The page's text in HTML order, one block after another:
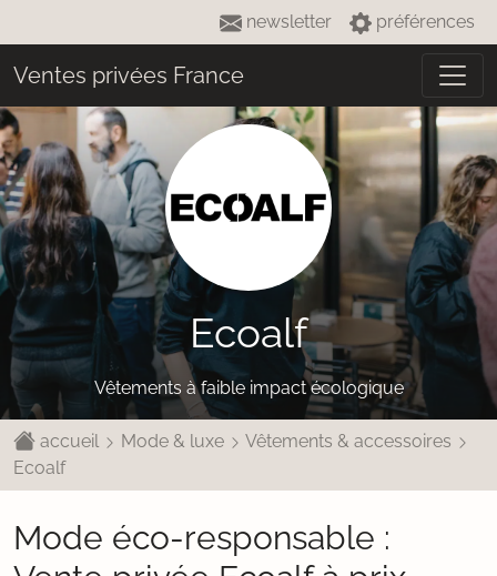
newsletter préférences
Ventes privées France
Ecoalf
Vêtements à faible impact écologique
accueil Mode & luxe
Vêtements & accessoires
Ecoalf
Mode éco-responsable :